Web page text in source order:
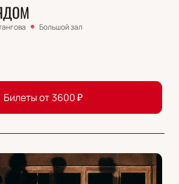
Большой зал
Билеты от 3600₽